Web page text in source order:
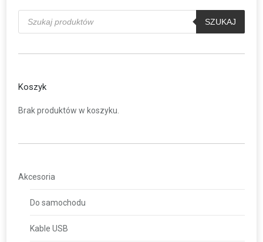
Wyszukiwarka
produktów
SZUKAJ
Koszyk
Brak produktów w koszyku.
Akcesoria
Do samochodu
Kable USB